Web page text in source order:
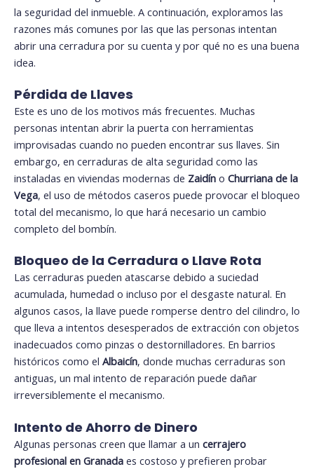
la seguridad del inmueble. A continuación, exploramos las
razones más comunes por las que las personas intentan
abrir una cerradura por su cuenta y por qué no es una buena
idea.
Pérdida de Llaves
Este es uno de los motivos más frecuentes. Muchas
personas intentan abrir la puerta con herramientas
improvisadas cuando no pueden encontrar sus llaves. Sin
embargo, en cerraduras de alta seguridad como las
instaladas en viviendas modernas de Zaidín o Churriana de la
Vega, el uso de métodos caseros puede provocar el bloqueo
total del mecanismo, lo que hará necesario un cambio
completo del bombín.
Bloqueo de la Cerradura o Llave Rota
Las cerraduras pueden atascarse debido a suciedad
acumulada, humedad o incluso por el desgaste natural. En
algunos casos, la llave puede romperse dentro del cilindro, lo
que lleva a intentos desesperados de extracción con objetos
inadecuados como pinzas o destornilladores. En barrios
históricos como el Albaicín, donde muchas cerraduras son
antiguas, un mal intento de reparación puede dañar
irreversiblemente el mecanismo.
Intento de Ahorro de Dinero
Algunas personas creen que llamar a un cerrajero
profesional en Granada es costoso y prefieren probar